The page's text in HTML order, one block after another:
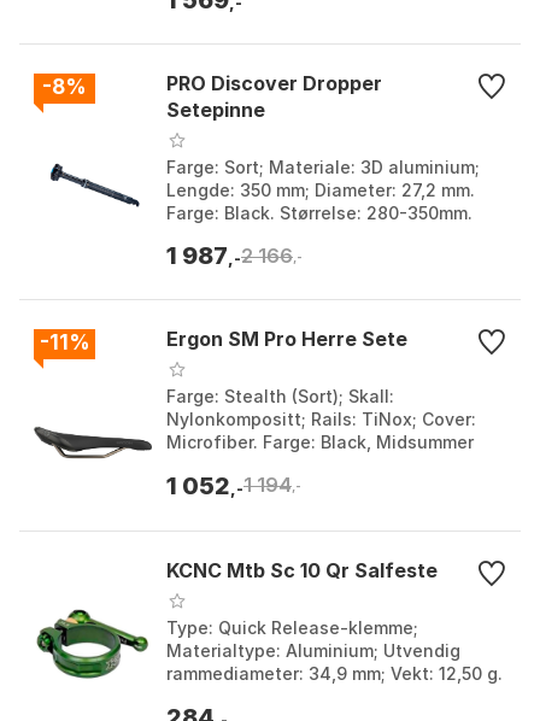
-8%
PRO Discover Dropper
Setepinne
Farge: Sort; Materiale: 3D aluminium;
Lengde: 350 mm; Diameter: 27,2 mm.
Farge: Black. Størrelse: 280-350mm.
1 987 ,-2 166,-
-11% Ergon SM Pro Herre Sete
Farge: Stealth (Sort); Skall:
Nylonkompositt; Rails: TiNox; Cover:
Microfiber. Farge: Black, Midsummer
160mm.
1 052 ,-1 194,-
KCNC Mtb Sc 10 Qr Salfeste
Type: Quick Release-klemme;
Materialtype: Aluminium; Utvendig
rammediameter: 34,9 mm; Vekt: 12,50 g.